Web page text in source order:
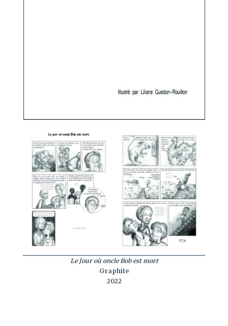
Le Jour où oncle Bob est mort
Graphite
2022